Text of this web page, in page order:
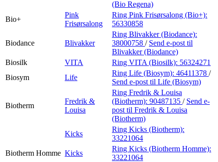
(Bio Regena)
Bio+
Pink
Frisørsalong
Ring Pink Frisørsalong (Bio+):
56330858
Biodance Blivakker
Ring Blivakker (Biodance):
38000758 / Send e-post til
Blivakker (Biodance)
Biosilk
VITA Ring VITA (Biosilk): 56324271
Biosym
Life
Ring Life (Biosym): 46411378 /
Send e-post til Life (Biosym)
Biotherm
Fredrik &
Louisa
Ring Fredrik & Louisa
(Biotherm): 90487135 / Send e-
post til Fredrik & Louisa
(Biotherm)
Kicks
Ring Kicks (Biotherm):
33221064
Biotherm Homme Kicks
Ring Kicks (Biotherm Homme):
33221064